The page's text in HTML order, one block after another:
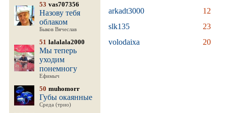
53 vas707356
Назову тебя
облаком
Быков Вячеслав
51 lalalala2000
Мы теперь
уходим
понемногу
Ефимыч
50 muhomorr
Губы окаянные
Среда (трио)
arkadt3000
12
slk135
23
volodaixa
20